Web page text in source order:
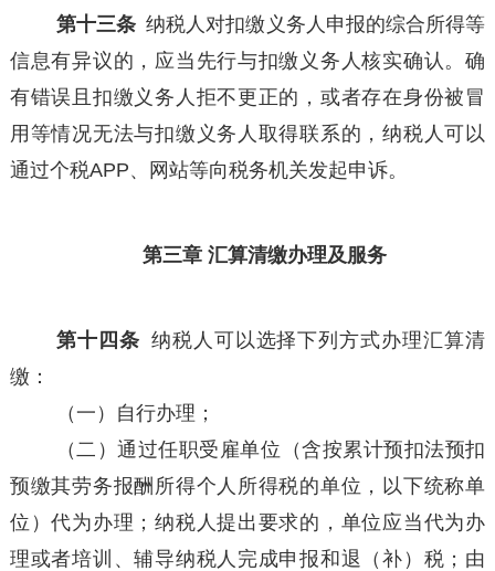
第十三条 纳税人对扣缴义务人申报的综合所得等
信息有异议的，应当先行与扣缴义务人核实确认。确
有错误且扣缴义务人拒不更正的，或者存在身份被冒
用等情况无法与扣缴义务人取得联系的，纳税人可以
通过个税APP、网站等向税务机关发起申诉。
第三章 汇算清缴办理及服务
第十四条 纳税人可以选择下列方式办理汇算清
缴：
（一）自行办理；
（二）通过任职受雇单位（含按累计预扣法预扣
预缴其劳务报酬所得个人所得税的单位，以下统称单
位）代为办理；纳税人提出要求的，单位应当代为办
理或者培训、辅导纳税人完成申报和退（补）税；由